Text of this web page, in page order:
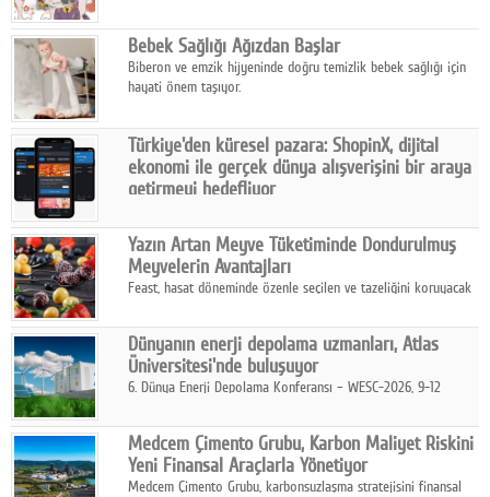
mevsiminin zorlu koşulları eşliğinde anlatıyor.
Bebek Sağlığı Ağızdan Başlar
Biberon ve emzik hijyeninde doğru temizlik bebek sağlığı için
hayati önem taşıyor.
Türkiye'den küresel pazara: ShopinX, dijital
ekonomi ile gerçek dünya alışverişini bir araya
getirmeyi hedefliyor
ekonomi ile gerçek dünya alışveriş deneyimi arasında köprü
kurmayı hedefleyen vizyonuyla uluslararası pazarlara açılıyor.
Yazın Artan Meyve Tüketiminde Dondurulmuş
Meyvelerin Avantajları
Feast, hasat döneminde özenle seçilen ve tazeliğini koruyacak
pratik, güvenilir ve lezzetli bir alternatif sunuyor.
Dünyanın enerji depolama uzmanları, Atlas
Üniversitesi'nde buluşuyor
6. Dünya Enerji Depolama Konferansı – WESC-2026, 9-12
sahipliğinde gerçekleştirilecek.
Medcem Çimento Grubu, Karbon Maliyet Riskini
Yeni Finansal Araçlarla Yönetiyor
Medcem Çimento Grubu, karbonsuzlaşma stratejisini finansal